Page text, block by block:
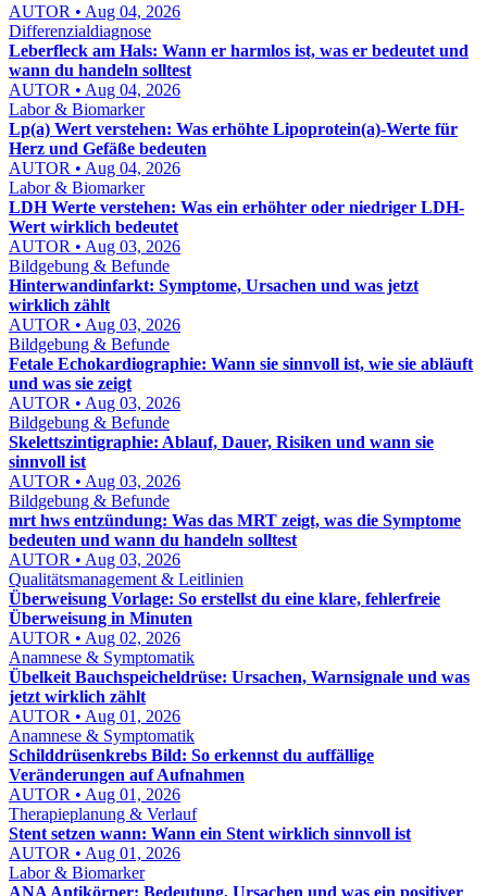
AUTOR • Aug 04, 2026
Differenzialdiagnose
Leberfleck am Hals: Wann er harmlos ist, was er bedeutet und
wann du handeln solltest
AUTOR • Aug 04, 2026
Labor & Biomarker
Lp(a) Wert verstehen: Was erhöhte Lipoprotein(a)-Werte für
Herz und Gefäße bedeuten
AUTOR • Aug 04, 2026
Labor & Biomarker
LDH Werte verstehen: Was ein erhöhter oder niedriger LDH-
Wert wirklich bedeutet
AUTOR • Aug 03, 2026
Bildgebung & Befunde
Hinterwandinfarkt: Symptome, Ursachen und was jetzt
wirklich zählt
AUTOR • Aug 03, 2026
Bildgebung & Befunde
Fetale Echokardiographie: Wann sie sinnvoll ist, wie sie abläuft
und was sie zeigt
AUTOR • Aug 03, 2026
Bildgebung & Befunde
Skelettszintigraphie: Ablauf, Dauer, Risiken und wann sie
sinnvoll ist
AUTOR • Aug 03, 2026
Bildgebung & Befunde
mrt hws entzündung: Was das MRT zeigt, was die Symptome
bedeuten und wann du handeln solltest
AUTOR • Aug 03, 2026
Qualitätsmanagement & Leitlinien
Überweisung Vorlage: So erstellst du eine klare, fehlerfreie
Überweisung in Minuten
AUTOR • Aug 02, 2026
Anamnese & Symptomatik
Übelkeit Bauchspeicheldrüse: Ursachen, Warnsignale und was
jetzt wirklich zählt
AUTOR • Aug 01, 2026
Anamnese & Symptomatik
Schilddrüsenkrebs Bild: So erkennst du auffällige
Veränderungen auf Aufnahmen
AUTOR • Aug 01, 2026
Therapieplanung & Verlauf
Stent setzen wann: Wann ein Stent wirklich sinnvoll ist
AUTOR • Aug 01, 2026
Labor & Biomarker
ANA Antikörper: Bedeutung, Ursachen und was ein positiver